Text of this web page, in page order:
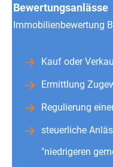
Bewertungsanlässe
Immobilienbewertung
Kauf oder
Ermittlung
Regulierung
steuerliche
"niedrigeren